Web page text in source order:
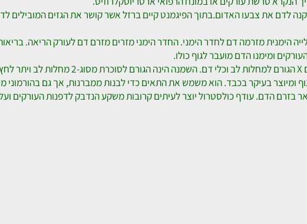
לב וכלי דם, הינו תזונה לקויה. התזונה הלקויה גורמת על פי רוב לרמות
טרשת עורקים או במונח הרפואי ארטריוסקלרוזיס.
את צבעו האדום.בתוך הפיגמנט קיים ברזל אשר קושר את הגזים המובילים לדם
הדם מועבר לגוף כולו.
בעיקר בכבד. הוא משמש את התאים כדי לבנות ממברנות, אך גם בהורמוני מין
עודף כולסטרול יוצר לעיתים קרובות משקע הנדבק לדפנות העורקים